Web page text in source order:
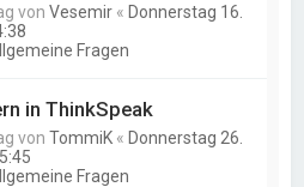
vonVesemir « Donnerstag 16.
Fragen
in ThinkSpeak
vonTommiK « Donnerstag 26.
Fragen